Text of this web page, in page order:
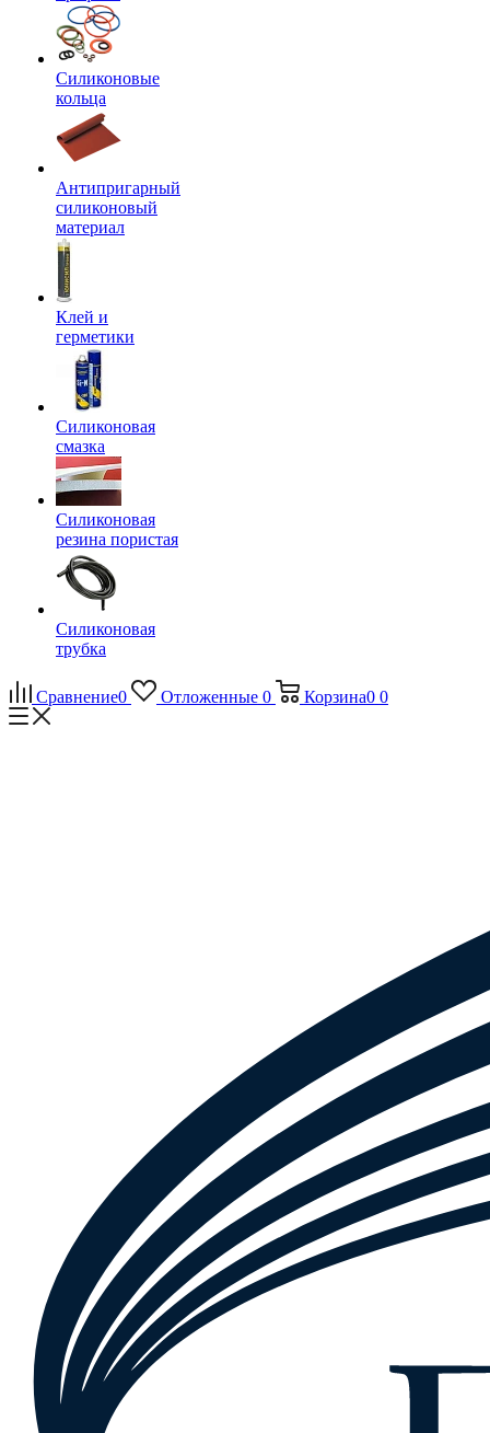
Силиконовые
кольца
Антипригарный
силиконовый
материал
Клей и
герметики
Силиконовая
смазка
Силиконовая
резина пористая
Силиконовая
трубка
Сравнение0 Отложенные 0 Корзина0 0